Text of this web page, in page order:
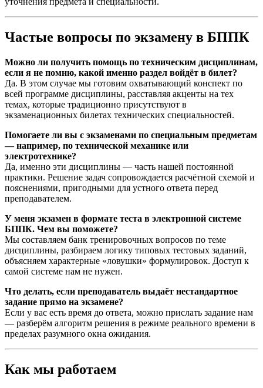
Частые вопросы по экзамену в БППК
Можно ли получить помощь по техническим дисциплинам,
если я не помню, какой именно раздел войдёт в билет?
Да. В этом случае мы готовим охватывающий конспект по
всей программе дисциплины, расставляя акценты на тех
темах, которые традиционно присутствуют в
экзаменационных билетах технических специальностей.
Помогаете ли вы с экзаменами по специальным предметам
— например, по технической механике или
электротехнике?
Да, именно эти дисциплины — часть нашей постоянной
практики. Решение задач сопровождается расчётной схемой и
пояснениями, пригодными для устного ответа перед
преподавателем.
У меня экзамен в формате теста в электронной системе
БППК. Чем вы поможете?
Мы составляем банк тренировочных вопросов по теме
дисциплины, разбираем логику типовых тестовых заданий,
объясняем характерные «ловушки» формулировок. Доступ к
самой системе нам не нужен.
Что делать, если преподаватель выдаёт нестандартное
задание прямо на экзамене?
Если у вас есть время до ответа, можно прислать задание нам
— разберём алгоритм решения в режиме реального времени в
пределах разумного окна ожидания.
Как мы работаем